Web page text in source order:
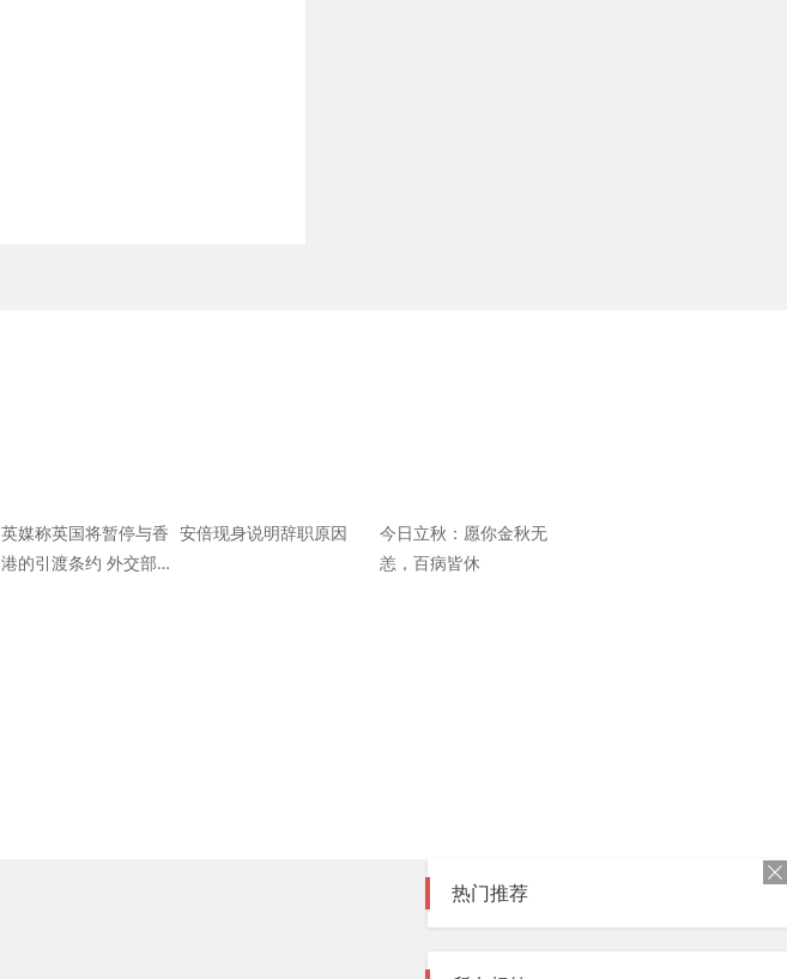
英媒称英国将暂停与香
港的引渡条约 外交部：
安倍现身说明辞职原因
今日立秋：愿你金秋无
恙，百病皆休
热门推荐